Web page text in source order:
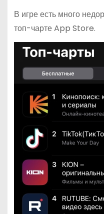
В игре есть много
топ-чарте App Store.